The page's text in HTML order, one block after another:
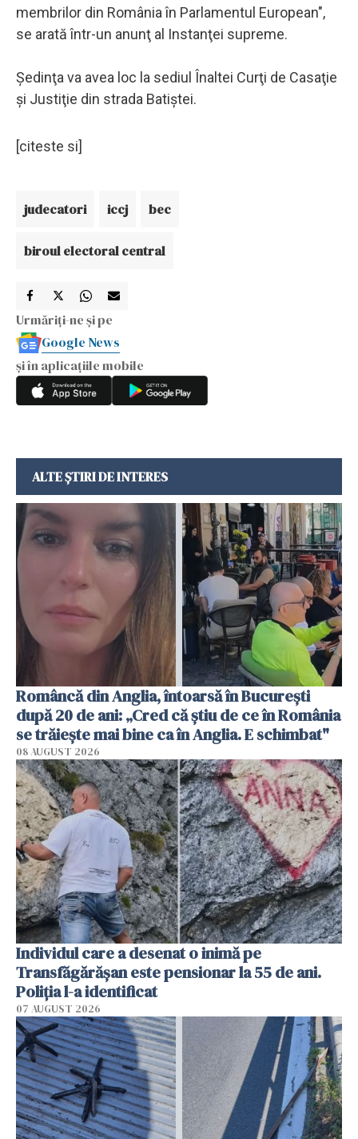
membrilor din România în Parlamentul European",
se arată într-un anunţ al Instanţei supreme.
Şedinţa va avea loc la sediul Înaltei Curţi de Casaţie
şi Justiţie din strada Batiştei.
[citeste si]
judecatori iccj bec
biroul electoral central
Urmăriți-ne și pe
Google News
și în aplicațiile mobile
ALTE ȘTIRI DE INTERES
Româncă din Anglia, întoarsă în București
după 20 de ani: „Cred că știu de ce în România
se trăiește mai bine ca în Anglia. E schimbat"
08 AUGUST 2026
Individul care a desenat o inimă pe
Transfăgărășan este pensionar la 55 de ani.
Poliția l-a identificat
07 AUGUST 2026